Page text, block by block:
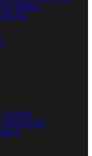
MISKY
GONGY
TAM-TAMY